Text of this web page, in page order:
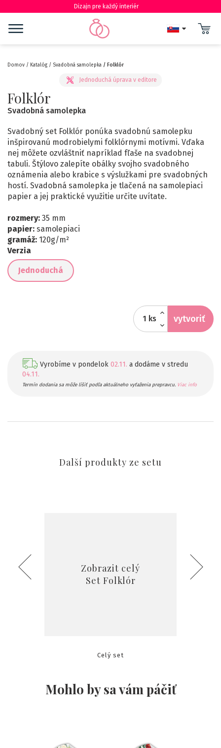
Dizajn pre každý interiér
Domov Katalóg Svadobná samolepka Folklór
Folklór
Svadobná samolepka
Svadobný set Folklór ponúka svadobnú samolepku
inšpirovanú modrobielymi folklórnymi motívmi. Vďaka
nej môžete ozvláštniť napríklad fľaše na svadobnej
tabuli. Štýlovo zalepíte obálky svojho svadobného
oznámenia alebo krabice s výslužkami pre svadobných
hostí. Svadobná samolepka je tlačená na samolepiaci
papier a jej praktické využitie určite uvítate.
rozmery: 35 mm
papier: samolepiaci
gramáž: 120g/m²
Verzia
Jednoduchá
ks vytvoriť
Vyrobíme v pondelok 02.11. a dodáme v stredu
04.11.
Termín dodania sa môže líšiť podľa aktuálneho vyťaženia prepravcu. Viac info
Další produkty ze setu
Zobrazit celý
Set Folklór
Celý set
Mohlo by sa vám páčiť